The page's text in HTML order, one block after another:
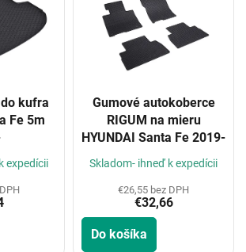
kufra
Fe 5m
expedícii
Gumové autokoberce
RIGUM na mieru
HYUNDAI Santa Fe 2019-
Skladom- ihneď k expedícii
€26,55 bez DPH
€32,66
Do košíka